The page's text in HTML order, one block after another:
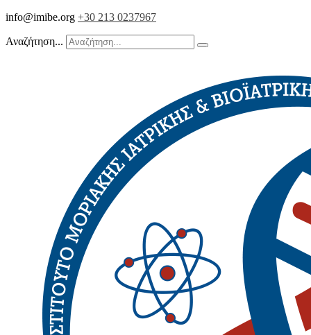
info@imibe.org +30 213 0237967
Αναζήτηση...